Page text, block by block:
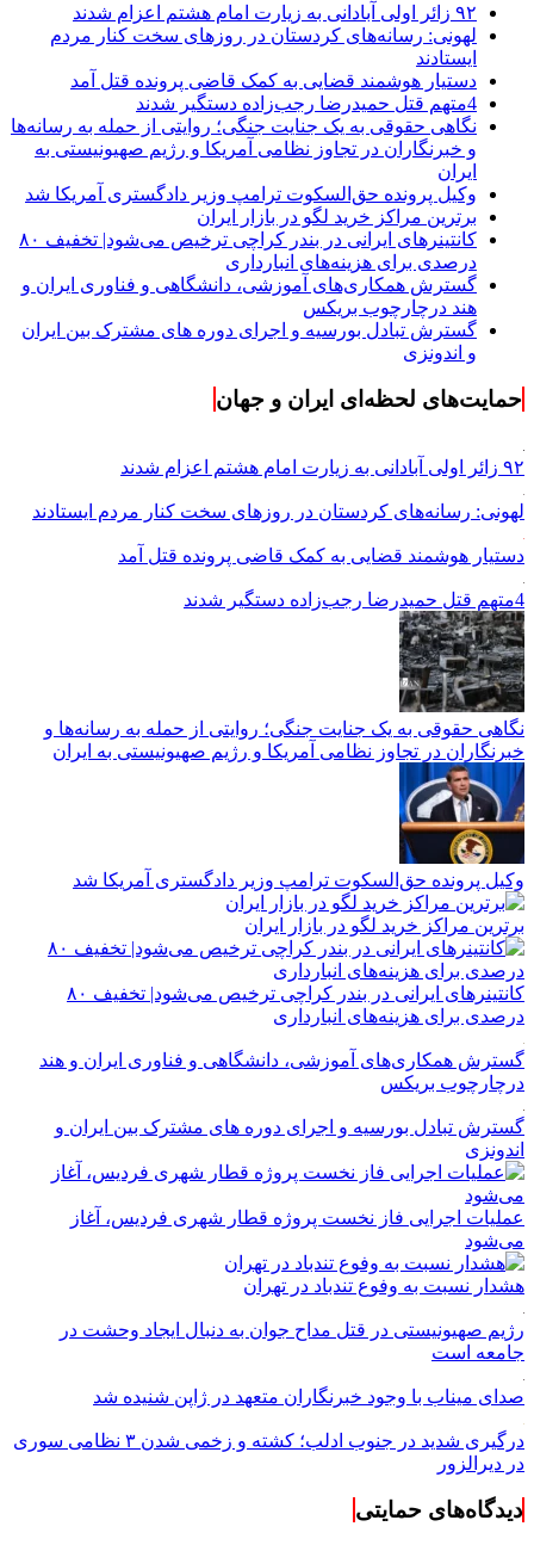
۹۲ زائر اولی آبادانی به زیارت امام هشتم اعزام شدند
لهونی: رسانه‌های کردستان در روزهای سخت کنار مردم
ایستادند
دستیار هوشمند قضایی به کمک قاضی پرونده قتل آمد
4متهم قتل حمیدرضا رجب‌زاده دستگیر شدند
نگاهی حقوقی به یک جنایت جنگی؛ روایتی از حمله به رسانه‌ها
و خبرنگاران در تجاوز نظامی آمریکا و رژیم صهیونیستی به
ایران
وکیل پرونده حق‌السکوت ترامپ وزیر دادگستری آمریکا شد
برترین مراکز خرید لگو در بازار ایران
کانتینرهای ایرانی در بندر کراچی ترخیص می‌شود| تخفیف ۸۰
درصدی برای هزینه‌های انبارداری
گسترش همکاری‌های آموزشی، دانشگاهی و فناوری ایران و
هند درچارچوب بریکس
گسترش تبادل بورسیه و اجرای دوره های مشترک بین ایران
و اندونزی
حمایت‌های لحظه‌ای ایران و جهان
۹۲ زائر اولی آبادانی به زیارت امام هشتم اعزام شدند
لهونی: رسانه‌های کردستان در روزهای سخت کنار مردم ایستادند
دستیار هوشمند قضایی به کمک قاضی پرونده قتل آمد
4متهم قتل حمیدرضا رجب‌زاده دستگیر شدند
نگاهی حقوقی به یک جنایت جنگی؛ روایتی از حمله به رسانه‌ها و
خبرنگاران در تجاوز نظامی آمریکا و رژیم صهیونیستی به ایران
وکیل پرونده حق‌السکوت ترامپ وزیر دادگستری آمریکا شد
برترین مراکز خرید لگو در بازار ایران
کانتینرهای ایرانی در بندر کراچی ترخیص می‌شود| تخفیف ۸۰
درصدی برای هزینه‌های انبارداری
گسترش همکاری‌های آموزشی، دانشگاهی و فناوری ایران و هند
درچارچوب بریکس
گسترش تبادل بورسیه و اجرای دوره های مشترک بین ایران و
اندونزی
عملیات اجرایی فاز نخست پروژه قطار شهری فردیس، آغاز
می‌شود
هشدار نسبت به وفوع تندباد در تهران
رژیم صهیونیستی در قتل مداح جوان به دنبال ایجاد وحشت در
جامعه است
صدای میناب با وجود خبرنگاران متعهد در ژاپن شنیده شد
درگیری شدید در جنوب ادلب؛ کشته و زخمی شدن ۳ نظامی سوری
در دیرالزور
دیدگاه‌های حمایتی